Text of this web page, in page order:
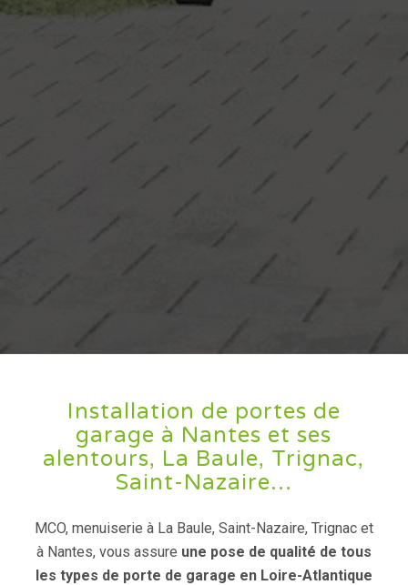
Installation de portes de
garage à Nantes et ses
alentours, La Baule, Trignac,
Saint-Nazaire…
MCO, menuiserie à La Baule, Saint-Nazaire, Trignac et
à Nantes, vous assure une pose de qualité de tous
les types de porte de garage en Loire-Atlantique